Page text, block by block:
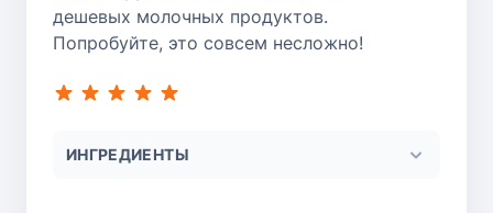
дешевых молочных продуктов.
Попробуйте, это совсем несложно!
ИНГРЕДИЕНТЫ